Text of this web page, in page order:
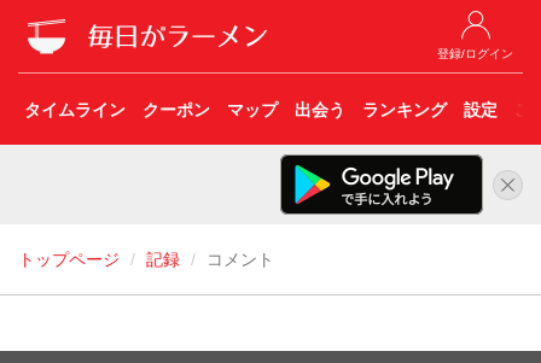
登録/ログイン
タイムライン クーポン マップ 出会う ランキング 設定 こ
トップページ 記録 コメント